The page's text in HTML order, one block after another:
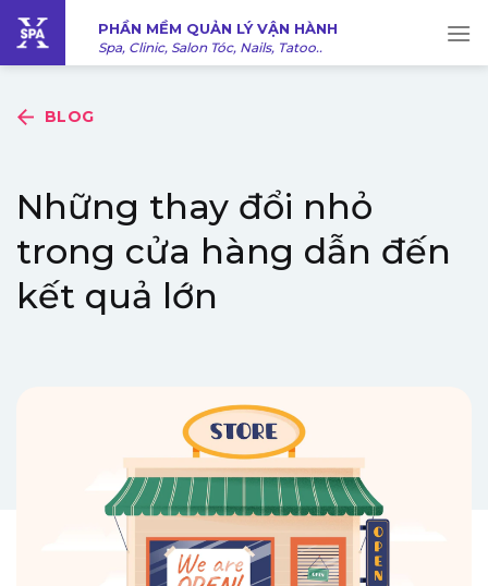
Bỏ
qua
nội
PHẦN MỀM QUẢN LÝ VẬN HÀNH
Spa, Clinic, Salon Tóc, Nails, Tatoo..
BLOG
Những thay đổi nhỏ
trong cửa hàng dẫn đến
kết quả lớn